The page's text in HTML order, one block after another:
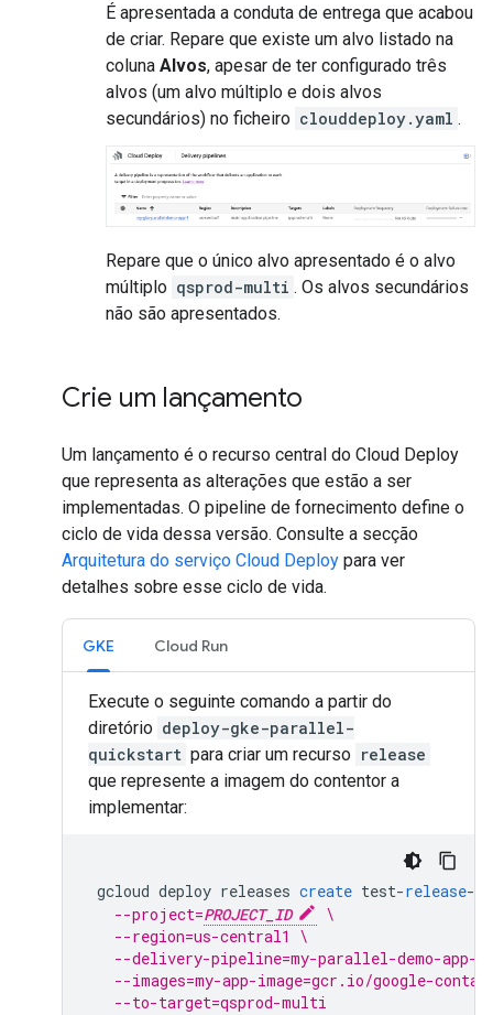
É apresentada a conduta de entrega que acabou
de criar. Repare que existe um alvo listado na
coluna Alvos, apesar de ter configurado três
alvos (um alvo múltiplo e dois alvos
secundários) no ficheiro clouddeploy.yaml .
Repare que o único alvo apresentado é o alvo
múltiplo qsprod-multi . Os alvos secundários
não são apresentados.
Crie um lançamento
Um lançamento é o recurso central do Cloud Deploy
que representa as alterações que estão a ser
implementadas. O pipeline de fornecimento define o
ciclo de vida dessa versão. Consulte a secção
Arquitetura do serviço Cloud Deploy para ver
detalhes sobre esse ciclo de vida.
GKE Cloud Run
Execute o seguinte comando a partir do
diretório deploy-gke-parallel-
quickstart para criar um recurso release
que represente a imagem do contentor a
implementar:
gcloud deploy releases create test-release-
--project=PROJECT_ID
\
--region=us-central1 \
--delivery-pipeline=my-parallel-demo-app-
--images=my-app-image=gcr.io/google-
--to-target=qsprod-multi